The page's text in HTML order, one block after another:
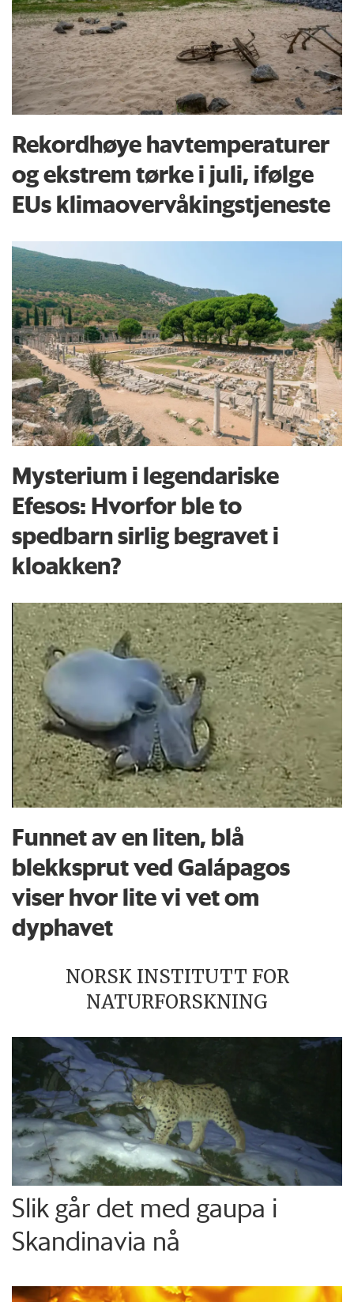
Rekordhøye havtemperaturer
og ekstrem tørke i juli, ifølge
EUs klima­overvåkings­tjeneste
Mysterium i legendariske
Efesos: Hvorfor ble to
spedbarn sirlig begravet i
kloakken?
Funnet av en liten, blå
blekksprut ved Galápagos
viser hvor lite vi vet om
dyphavet
NORSK INSTITUTT FOR
NATURFORSKNING
Slik går det med gaupa i
Skandinavia nå